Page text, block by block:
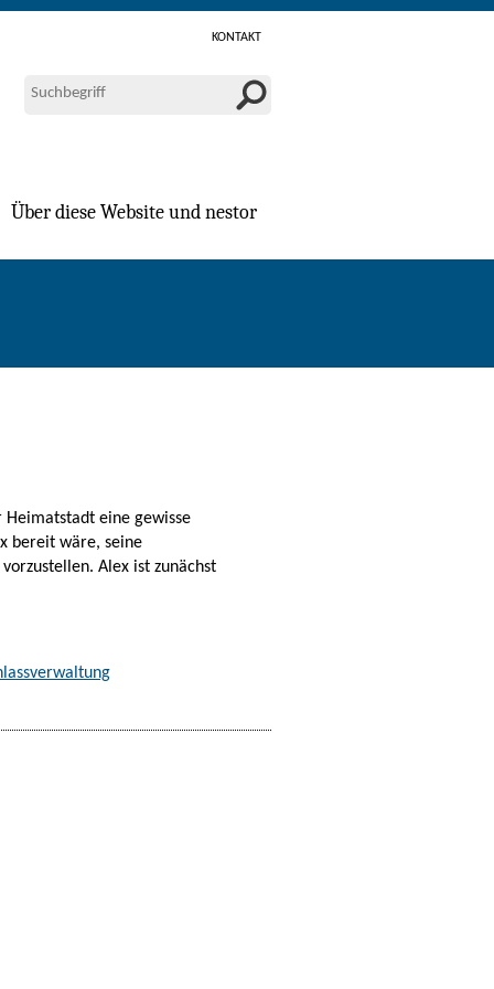
KONTAKT
Über diese Website und nestor
eine gewisse
bereit wäre, seine
Alex ist zunächst